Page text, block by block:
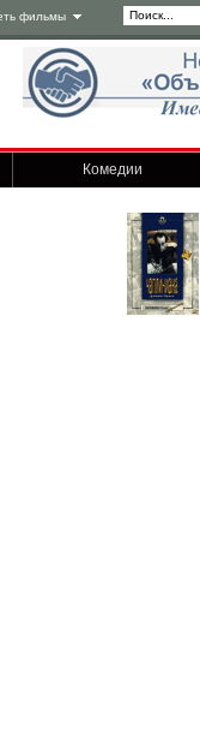
фильмы
Комедии